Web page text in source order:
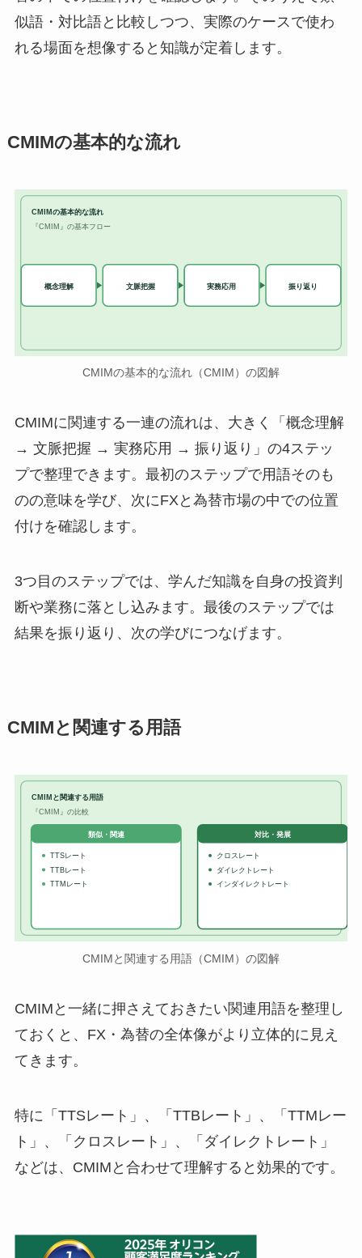
似語・対比語と比較しつつ、実際のケースで使わ
れる場面を想像すると知識が定着します。
CMIMの基本的な流れ
CMIMの基本的な流れ
『CMIM』の基本フロー
概念理解 文脈把握 実務応用 振り返り
CMIMの基本的な流れ（CMIM）の図解
CMIMに関連する一連の流れは、大きく「概念理解
→ 文脈把握 → 実務応用 → 振り返り」の4ステッ
プで整理できます。最初のステップで用語そのも
のの意味を学び、次にFXと為替市場の中での位置
付けを確認します。
3つ目のステップでは、学んだ知識を自身の投資判
断や業務に落とし込みます。最後のステップでは
結果を振り返り、次の学びにつなげます。
CMIMと関連する用語
CMIMと関連する用語
『CMIM』の比較
類似・関連
TTSレート
TTBレート
TTMレート
対比・発展
クロスレート
ダイレクトレート
インダイレクトレート
CMIMと関連する用語（CMIM）の図解
CMIMと一緒に押さえておきたい関連用語を整理し
ておくと、FX・為替の全体像がより立体的に見え
てきます。
特に「TTSレート」、「TTBレート」、「TTMレー
ト」、「クロスレート」、「ダイレクトレート」
などは、CMIMと合わせて理解すると効果的です。